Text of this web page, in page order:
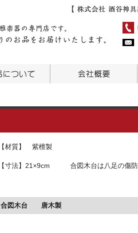
【材質】 紫檀製
【寸法】21×9cm 合図木台は八足の傷防
合図木台 唐木製